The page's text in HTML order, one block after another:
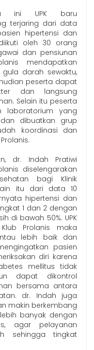
ini UPK baru
terjaring dari data
hipertensi dan
oleh 30 orang
dan pensiunan
mendapatkan
darah sewaktu,
peserta dapat
dan langsung
Selain itu peserta
laboratorium yang
dibuatkan grup
koordinasi dan
dr. Indah Pratiwi
diselengarakan
bagi Klinik
itu dari data 10
hipertensi dan
1 dan 2 dengan
di bawah 50%. UPK
Prolanis maka
lebih baik dan
pasien
diri karena
mellitus tidak
dapat dikontrol
bersama antara
dr. Indah juga
makin berkembang
banyak dengan
agar pelayanan
sehingga tingkat